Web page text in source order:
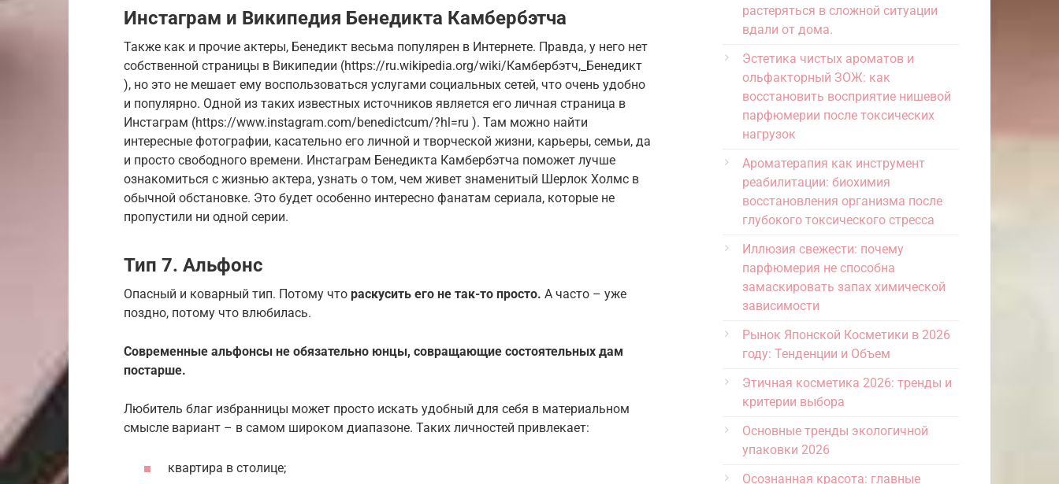
Инстаграм и Википедия Бенедикта Камбербэтча
Также как и прочие актеры, Бенедикт весьма популярен в Интернете. Правда, у него нет
собственной страницы в Википедии (https://ru.wikipedia.org/wiki/Камбербэтч,_Бенедикт
), но это не мешает ему воспользоваться услугами социальных сетей, что очень удобно
и популярно. Одной из таких известных источников является его личная страница в
Инстаграм (https://www.instagram.com/benedictcum/?hl=ru ). Там можно найти
интересные фотографии, касательно его личной и творческой жизни, карьеры, семьи, да
и просто свободного времени. Инстаграм Бенедикта Камбербэтча поможет лучше
ознакомиться с жизнью актера, узнать о том, чем живет знаменитый Шерлок Холмс в
обычной обстановке. Это будет особенно интересно фанатам сериала, которые не
пропустили ни одной серии.
Тип 7. Альфонс
Опасный и коварный тип. Потому что раскусить его не так-то просто. А часто – уже
поздно, потому что влюбилась.
Современные альфонсы не обязательно юнцы, совращающие состоятельных дам
постарше.
Любитель благ избранницы может просто искать удобный для себя в материальном
смысле вариант – в самом широком диапазоне. Таких личностей привлекает:
квартира в столице;
растеряться в сложной ситуации
вдали от дома.
Эстетика чистых ароматов и
ольфакторный ЗОЖ: как
восстановить восприятие нишевой
парфюмерии после токсических
нагрузок
Ароматерапия как инструмент
реабилитации: биохимия
восстановления организма после
глубокого токсического стресса
Иллюзия свежести: почему
парфюмерия не способна
замаскировать запах химической
зависимости
Рынок Японской Косметики в 2026
году: Тенденции и Объем
Этичная косметика 2026: тренды и
критерии выбора
Основные тренды экологичной
упаковки 2026
Осознанная красота: главные